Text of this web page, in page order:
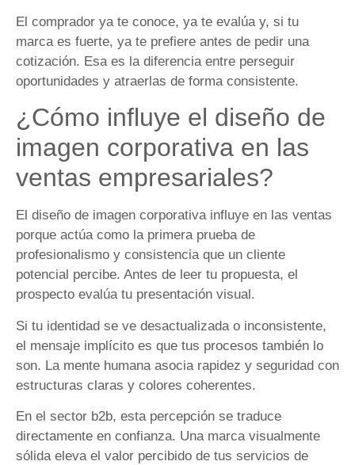
El comprador ya te conoce, ya te evalúa y, si tu
marca es fuerte, ya te prefiere antes de pedir una
cotización. Esa es la diferencia entre perseguir
oportunidades y atraerlas de forma consistente.
¿Cómo influye el diseño de
imagen corporativa en las
ventas empresariales?
El diseño de imagen corporativa influye en las ventas
porque actúa como la primera prueba de
profesionalismo y consistencia que un cliente
potencial percibe. Antes de leer tu propuesta, el
prospecto evalúa tu presentación visual.
Si tu identidad se ve desactualizada o inconsistente,
el mensaje implícito es que tus procesos también lo
son. La mente humana asocia rapidez y seguridad con
estructuras claras y colores coherentes.
En el sector b2b, esta percepción se traduce
directamente en confianza. Una marca visualmente
sólida eleva el valor percibido de tus servicios de